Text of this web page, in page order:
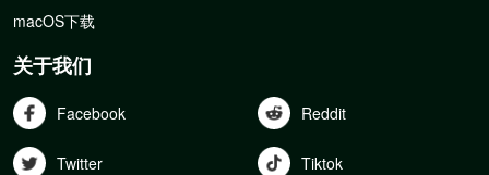
macOS下载
关于我们
Facebook Reddit
Twitter Tiktok